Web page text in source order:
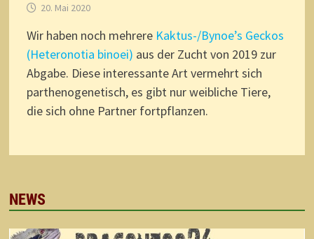
20. Mai 2020
Wir haben noch mehrere Kaktus-/Bynoe’s Geckos
(Heteronotia binoei) aus der Zucht von 2019 zur
Abgabe. Diese interessante Art vermehrt sich
parthenogenetisch, es gibt nur weibliche Tiere,
die sich ohne Partner fortpflanzen.
NEWS